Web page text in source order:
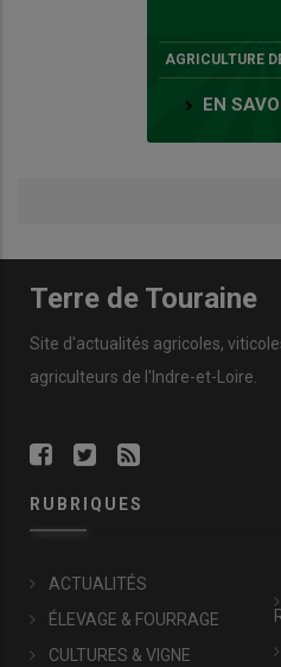
AGRICULTURE
EN
Terre de Touraine
Site d'actualités agricoles,
agriculteurs de l'Indre-et-Loire.
RUBRIQUES
ACTUALITÉS
ÉLEVAGE & FOURRAGE
CULTURES & VIGNE